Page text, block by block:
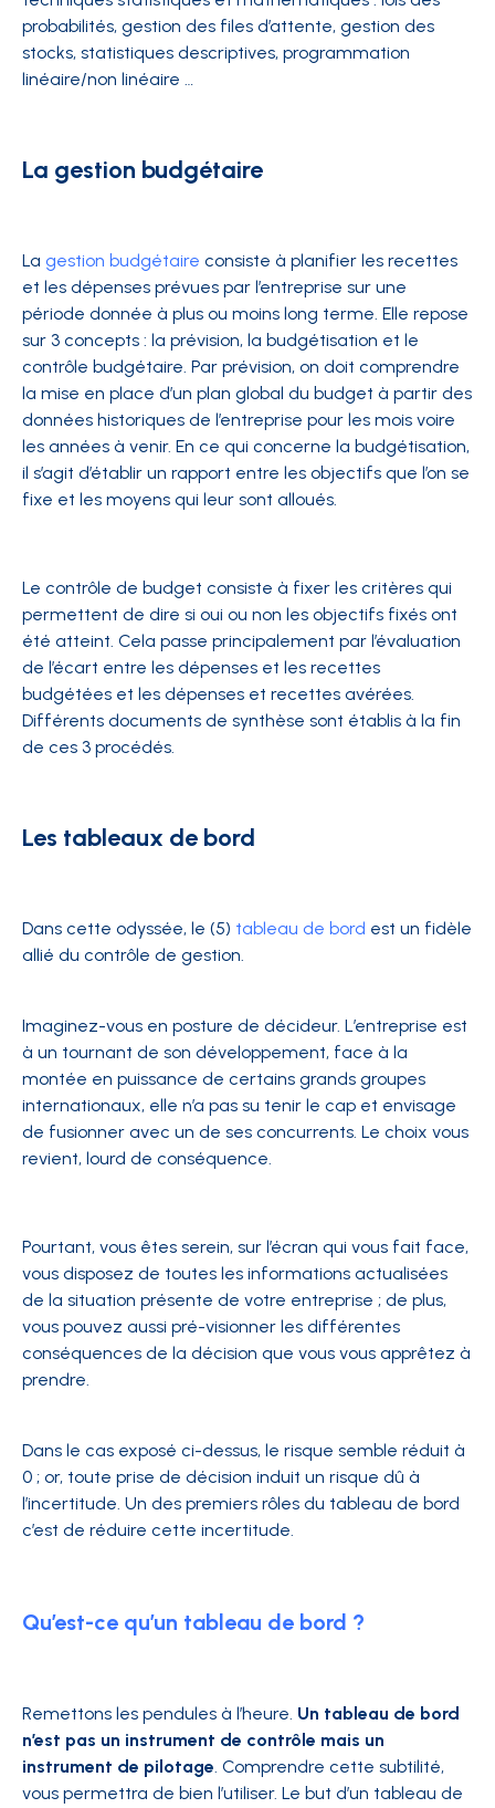
probabilités, gestion des files d’attente, gestion des
stocks, statistiques descriptives, programmation
linéaire/non linéaire …
La gestion budgétaire
La gestion budgétaire consiste à planifier les recettes
et les dépenses prévues par l’entreprise sur une
période donnée à plus ou moins long terme. Elle repose
sur 3 concepts : la prévision, la budgétisation et le
contrôle budgétaire. Par prévision, on doit comprendre
la mise en place d’un plan global du budget à partir des
données historiques de l’entreprise pour les mois voire
les années à venir. En ce qui concerne la budgétisation,
il s’agit d’établir un rapport entre les objectifs que l’on se
fixe et les moyens qui leur sont alloués.
Le contrôle de budget consiste à fixer les critères qui
permettent de dire si oui ou non les objectifs fixés ont
été atteint. Cela passe principalement par l’évaluation
de l’écart entre les dépenses et les recettes
budgétées et les dépenses et recettes avérées.
Différents documents de synthèse sont établis à la fin
de ces 3 procédés.
Les tableaux de bord
Dans cette odyssée, le (5) tableau de bord est un fidèle
allié du contrôle de gestion.
Imaginez-vous en posture de décideur. L’entreprise est
à un tournant de son développement, face à la
montée en puissance de certains grands groupes
internationaux, elle n’a pas su tenir le cap et envisage
de fusionner avec un de ses concurrents. Le choix vous
revient, lourd de conséquence.
Pourtant, vous êtes serein, sur l’écran qui vous fait face,
vous disposez de toutes les informations actualisées
de la situation présente de votre entreprise ; de plus,
vous pouvez aussi pré-visionner les différentes
conséquences de la décision que vous vous apprêtez à
prendre.
Dans le cas exposé ci-dessus, le risque semble réduit à
0 ; or, toute prise de décision induit un risque dû à
l’incertitude. Un des premiers rôles du tableau de bord
c’est de réduire cette incertitude.
Qu’est-ce qu’un tableau de bord ?
Remettons les pendules à l’heure. Un tableau de bord
n’est pas un instrument de contrôle mais un
instrument de pilotage. Comprendre cette subtilité,
vous permettra de bien l’utiliser. Le but d’un tableau de